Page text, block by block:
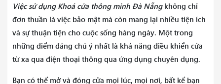
Việc sử dụng Khoá cửa thông minh Đà Nẵngkhông chỉ
đơn thuần là việc bảo mật mà còn mang lại nhiều tiện ích
và sự thuận tiện cho cuộc sống hàng ngày. Một trong
những điểm đáng chú ý nhất là khả năng điều khiển cửa
từ xa qua điện thoại thông qua ứng dụng chuyên dụng.
Bạn có thể mở và đóng cửa mọi lúc, mọi nơi, bất kể bạn